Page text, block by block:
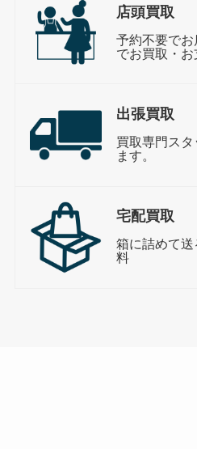
店頭買取
予約不要で
でお買取・お
出張買取
買取専門ス
ます。
宅配買取
箱に詰めて
料